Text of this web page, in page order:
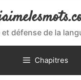
et défense de la
Chapitres